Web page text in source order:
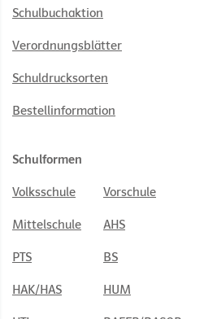
Schulbuchaktion
Verordnungsblätter
Schuldrucksorten
Bestellinformation
Schulformen
Volksschule Vorschule
Mittelschule AHS
PTS BS
HAK/HAS HUM